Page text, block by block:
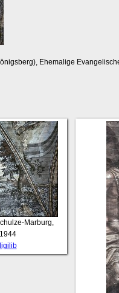
Ehemalige
Marburg,